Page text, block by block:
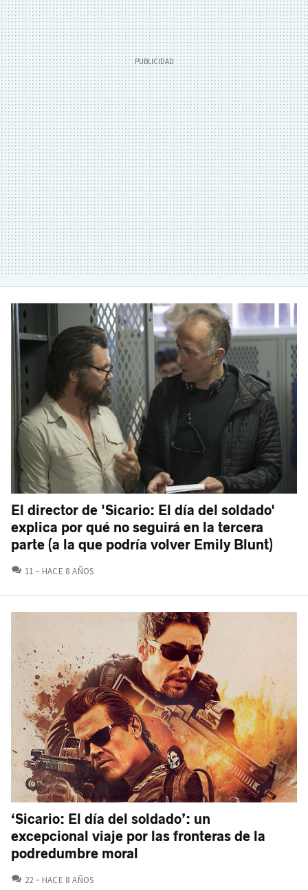
El director de 'Sicario: El día del soldado'
explica por qué no seguirá en la tercera
parte (a la que podría volver Emily Blunt)
11 COMENTARIOS
HACE 8 AÑOS
‘Sicario: El día del soldado’: un
excepcional viaje por las fronteras de la
podredumbre moral
22 COMENTARIOS
HACE 8 AÑOS